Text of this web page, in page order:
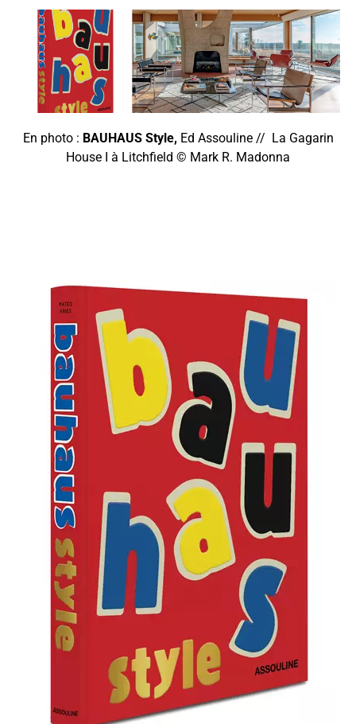
En photo : BAUHAUS Style, Ed Assouline // La Gagarin
House I à Litchfield © Mark R. Madonna